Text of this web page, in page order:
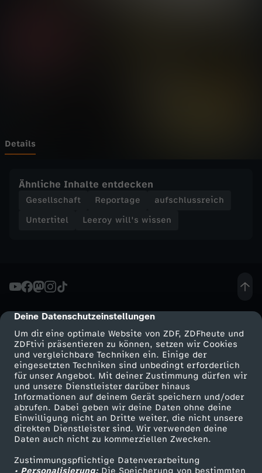
cmp-dialog-description
Deine Datenschutzeinstellungen
Um dir eine optimale Website von ZDF, ZDFheute und
ZDFtivi präsentieren zu können, setzen wir Cookies
und vergleichbare Techniken ein. Einige der
eingesetzten Techniken sind unbedingt erforderlich
für unser Angebot. Mit deiner Zustimmung dürfen wir
und unsere Dienstleister darüber hinaus
Informationen auf deinem Gerät speichern und/oder
abrufen. Dabei geben wir deine Daten ohne deine
Einwilligung nicht an Dritte weiter, die nicht unsere
direkten Dienstleister sind. Wir verwenden deine
Daten auch nicht zu kommerziellen Zwecken.
Zustimmungspflichtige Datenverarbeitung
• Personalisierung:Die Speicherung von bestimmten
w
s
n
-
W
i
e
i
s
Details
Ähnliche Inhalte entdecken
Gesellschaft Reportage
aufschlussreich
Untertitel
Leeroy will's wissen
Mehr ZDF
ZDF-Apps
Smart TV
ZDFtext
Livestreams
Service
ZDFmitreden
Kontakt zum ZDF
Tickets
Zuschauerservice